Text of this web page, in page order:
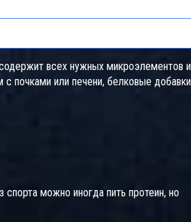
всех нужных микроэлементов и
почками или печени, белковые добавки
можно иногда пить протеин, но